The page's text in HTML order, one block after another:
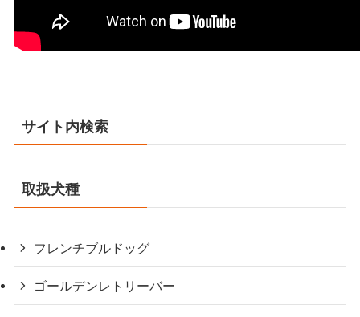
サイト内検索
取扱犬種
フレンチブルドッグ
ゴールデンレトリーバー